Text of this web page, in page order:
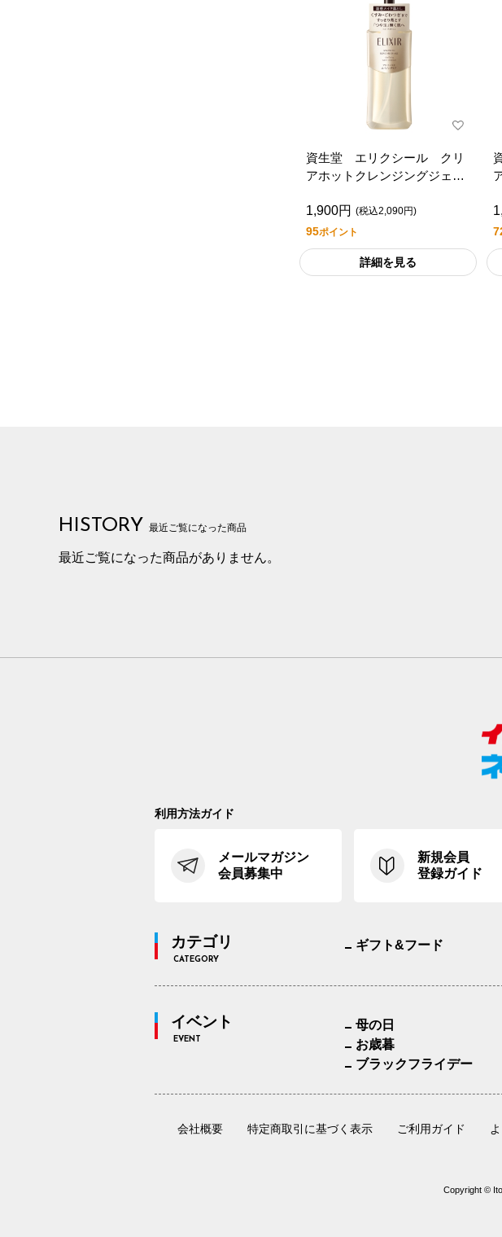
資生堂 エリクシール クリ
アホットクレンジングジェ
1,900円 (税込2,090円)
95ポイント
詳細を見る
HISTORY 最近ご覧になった商品
最近ご覧になった商品がありません。
利用方法ガイド
メールマガジン
会員募集中
新規会員
登録ガイド
カテゴリ
CATEGORY
ギフト&フード
イベント
EVENT
母の日
お歳暮
ブラックフライデー
会社概要 特定商取引に基づく表示 ご利用ガイド
Copyright ©